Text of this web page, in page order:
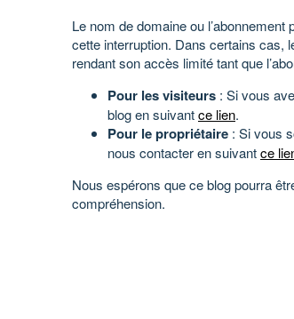
Le nom de domaine ou
cette interruption. Dans certains cas,
rendant son accès limité tant que
Pour les visiteurs : Si vous
blog en suivantce lien.
Pour le propriétaire : Si vous
nous contacter en suivantce
Nous espérons que ce blog pourra
compréhension.